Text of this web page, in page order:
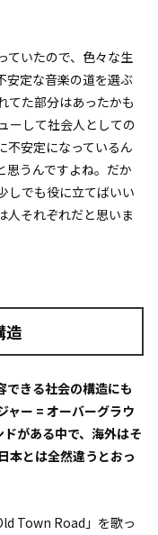
ていたので、色々な生
安定な音楽の道を選ぶ
てた部分はあったかも
ーして社会人としての
不安定になっているん
思うんですよね。だか
しでも役に立てばいい
人それぞれだと思いま
造
きる社会の構造にも
ャー = オーバーグラウ
がある中で、海外はそ
本とは全然違うとおっ
Town Road」を歌っ